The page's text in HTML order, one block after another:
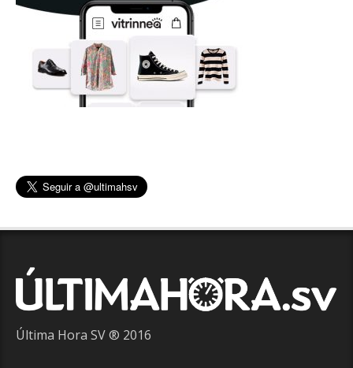
Última Hora SV ® 2016